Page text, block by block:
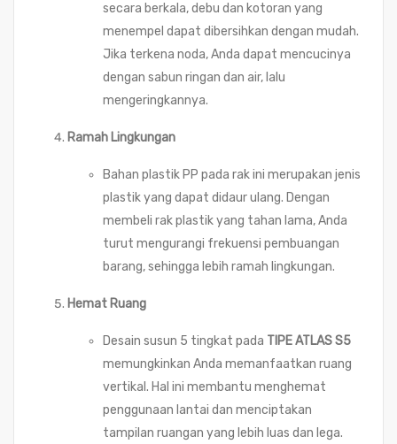
secara berkala, debu dan kotoran yang
menempel dapat dibersihkan dengan mudah.
Jika terkena noda, Anda dapat mencucinya
dengan sabun ringan dan air, lalu
mengeringkannya.
Ramah Lingkungan
Bahan plastik PP pada rak ini merupakan jenis
plastik yang dapat didaur ulang. Dengan
membeli rak plastik yang tahan lama, Anda
turut mengurangi frekuensi pembuangan
barang, sehingga lebih ramah lingkungan.
Hemat Ruang
Desain susun 5 tingkat pada TIPE ATLAS S5
memungkinkan Anda memanfaatkan ruang
vertikal. Hal ini membantu menghemat
penggunaan lantai dan menciptakan
tampilan ruangan yang lebih luas dan lega.